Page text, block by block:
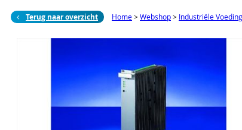
Terug naar overzicht Home>Webshop> Industriële